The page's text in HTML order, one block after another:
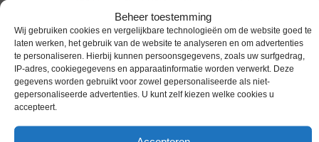
Beheer toestemming
Wij gebruiken cookies en vergelijkbare technologieën om de website goed te
laten werken, het gebruik van de website te analyseren en om advertenties
te personaliseren. Hierbij kunnen persoonsgegevens, zoals uw surfgedrag,
IP-adres, cookiegegevens en apparaatinformatie worden verwerkt. Deze
gegevens worden gebruikt voor zowel gepersonaliseerde als niet-
gepersonaliseerde advertenties. U kunt zelf kiezen welke cookies u
accepteert.
Euromunten / Nederland / 2009 / 5 Euro /
Coincard / Unc / Manhattan
€9,95